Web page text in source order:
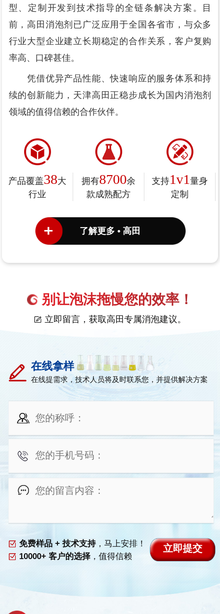
型、定制开发到技术指导的全链条解决方案。目
前，高田消泡剂已广泛应用于全国各省市，与众多
行业大型企业建立长期稳定的合作关系，客户复购
率高、口碑甚佳。
凭借优异产品性能、快速响应的服务体系和持
续的创新能力，天津高田正稳步成长为国内消泡剂
领域的值得信赖的合作伙伴。
产品覆盖38大
行业
拥有8700余
款成熟配方
支持1v1 量身
定制
了解更多 • 高田
别让泡沫拖慢您的效率！
立即留言，获取高田专属消泡建议。
在线拿样
在线提需求，技术人员将及时联系您，并提供解决方案
免费样品 + 技术支持，马上安排！
10000+ 客户的选择，值得信赖